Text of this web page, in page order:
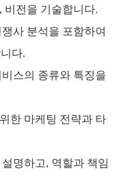
비전을 기술합니다.
사 분석을 포함하여
다.
스의 종류와 특징을
한 마케팅 전략과 타
명하고, 역할과 책임